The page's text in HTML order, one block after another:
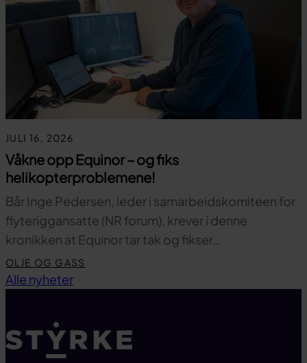
JULI 16, 2026
Våkne opp Equinor – og fiks
helikopterproblemene!
Bår Inge Pedersen, leder i samarbeidskomiteen for
flyteriggansatte (NR forum), krever i denne
kronikken at Equinor tar tak og fikser…
OLJE OG GASS
Alle nyheter